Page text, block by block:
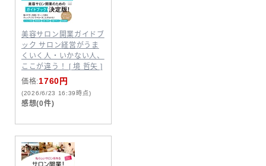
美容サロン開業ガイドブ
ック サロン経営がうま
くいく人・いかない人、
ここが違う！ [ 境 哲矢 ]
価格:1760円
(2026/6/23 16:39時点)
感想(0件)